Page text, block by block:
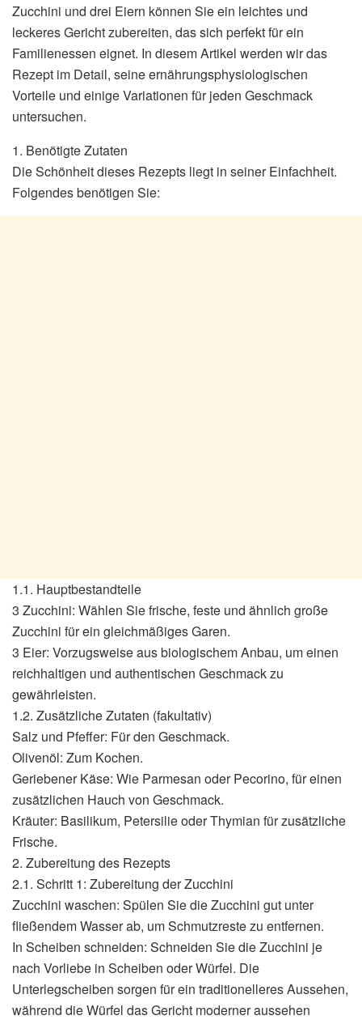
Zucchini und drei Eiern können Sie ein leichtes und
leckeres Gericht zubereiten, das sich perfekt für ein
Familienessen eignet. In diesem Artikel werden wir das
Rezept im Detail, seine ernährungsphysiologischen
Vorteile und einige Variationen für jeden Geschmack
untersuchen.
1. Benötigte Zutaten
Die Schönheit dieses Rezepts liegt in seiner Einfachheit.
Folgendes benötigen Sie:
1.1. Hauptbestandteile
3 Zucchini: Wählen Sie frische, feste und ähnlich große
Zucchini für ein gleichmäßiges Garen.
3 Eier: Vorzugsweise aus biologischem Anbau, um einen
reichhaltigen und authentischen Geschmack zu
gewährleisten.
1.2. Zusätzliche Zutaten (fakultativ)
Salz und Pfeffer: Für den Geschmack.
Olivenöl: Zum Kochen.
Geriebener Käse: Wie Parmesan oder Pecorino, für einen
zusätzlichen Hauch von Geschmack.
Kräuter: Basilikum, Petersilie oder Thymian für zusätzliche
Frische.
2. Zubereitung des Rezepts
2.1. Schritt 1: Zubereitung der Zucchini
Zucchini waschen: Spülen Sie die Zucchini gut unter
fließendem Wasser ab, um Schmutzreste zu entfernen.
In Scheiben schneiden: Schneiden Sie die Zucchini je
nach Vorliebe in Scheiben oder Würfel. Die
Unterlegscheiben sorgen für ein traditionelleres Aussehen,
während die Würfel das Gericht moderner aussehen